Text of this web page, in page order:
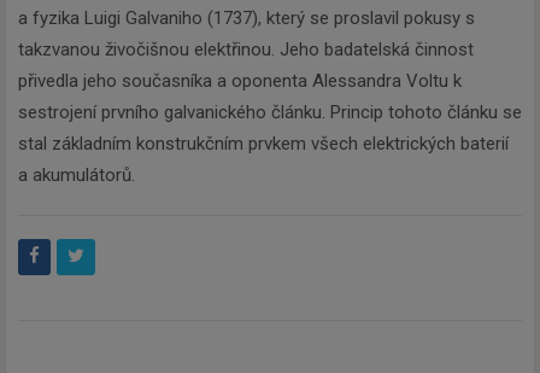
a fyzika Luigi Galvaniho (1737), který se proslavil pokusy s
takzvanou živočišnou elektřinou. Jeho badatelská činnost
přivedla jeho současníka a oponenta Alessandra Voltu k
sestrojení prvního galvanického článku. Princip tohoto článku se
stal základním konstrukčním prvkem všech elektrických baterií
a akumulátorů.